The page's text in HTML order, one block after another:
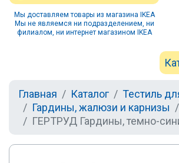
Мы доставляем товары из магазина IKEA
Мы не являемся ни подразделением, ни
филиалом, ни интернет магазином IKEA
Главная Каталог
Тестиль
Гардины, жалюзи и карнизы
ГЕРТРУД Гардины, темно-